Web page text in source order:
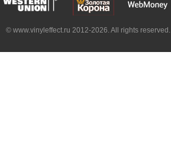
© www.vinyleffect.ru 2012-2026. All rights reserved.